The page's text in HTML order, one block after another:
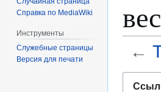
←
Справка по MediaWiki
Инструменты
Служебные страницы
Версия для печати